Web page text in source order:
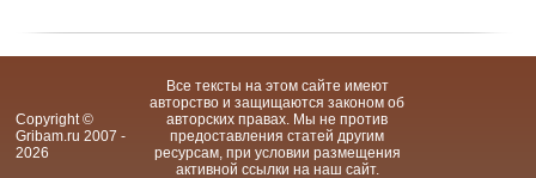
Copyright ©
Gribam.ru 2007 -
2026
Все тексты на этом сайте имеют
авторство и защищаются законом об
авторских правах. Мы не против
предоставления статей другим
ресурсам, при условии размещения
активной ссылки на наш сайт.